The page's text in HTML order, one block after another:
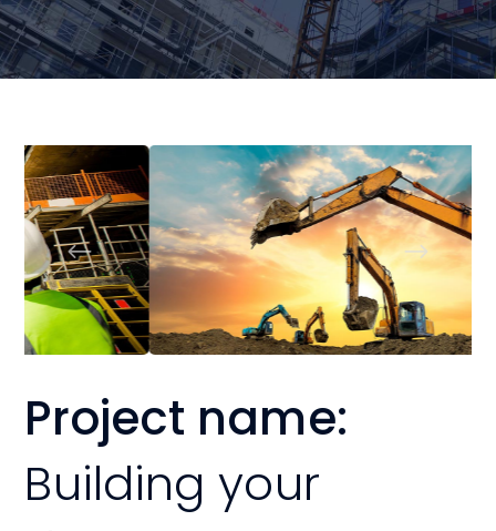
Project name:
Building your